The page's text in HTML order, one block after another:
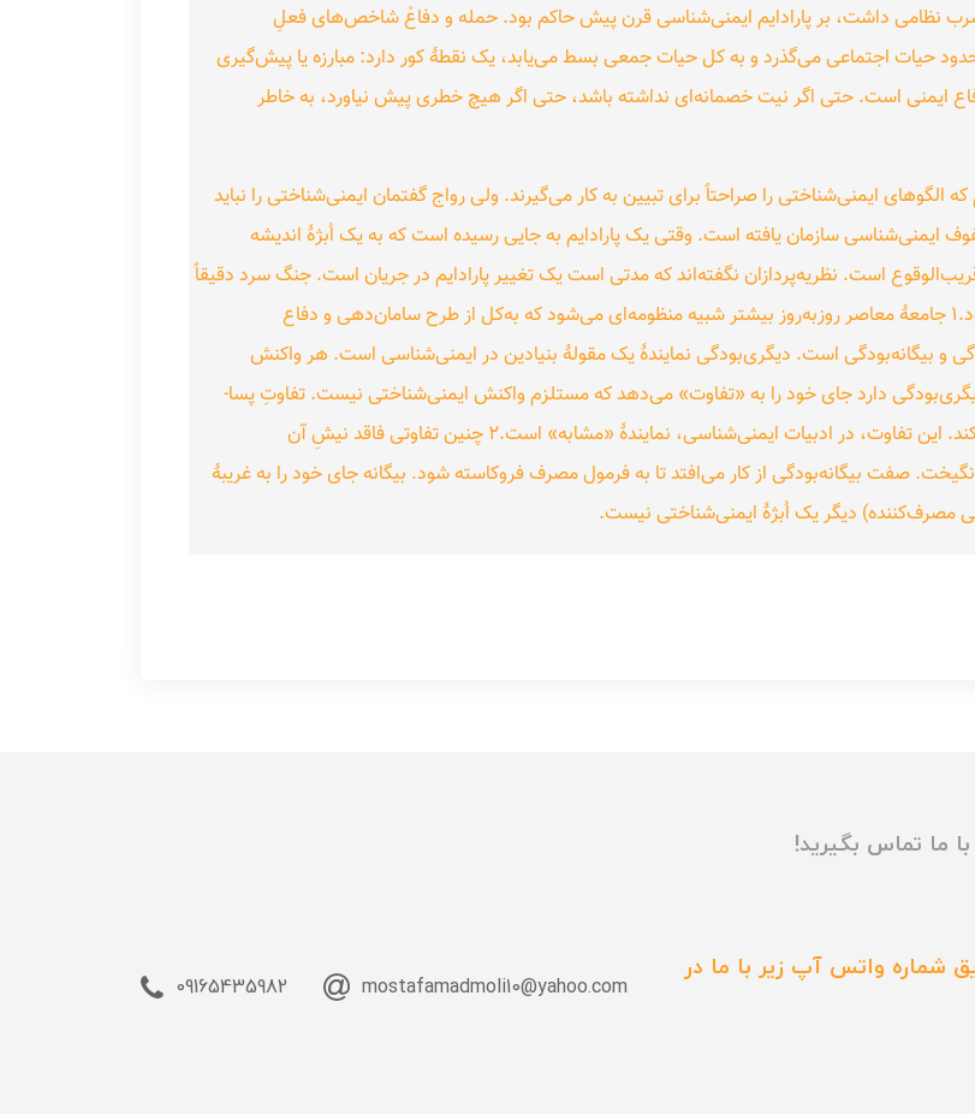
نظامی داشت، بر پارادایم ایمنی‌شناسی قرن پیش حاکم بود. حمله و دفاعْ شاخص‌های فعلِ
حیات اجتماعی می‌گذرد و به کل حیات جمعی بسط می‌یابد، یک نقطهٔ کور دارد: مبارزه یا پیش‌گیری
ایمنی است. حتی اگر نیت خصمانه‌ای نداشته باشد، حتی اگر هیچ خطری پیش نیاورد، به خاطر
الگوهای ایمنی‌شناختی را صراحتاً برای تبیین به کار می‌گیرند. ولی رواج گفتمان ایمنی‌شناختی را نباید
سازمان یافته است. وقتی یک پارادایم به جایی رسیده است که به یک اُبژهٔ اندیشه
است. نظریه‌پردازان نگفته‌اند که مدتی است یک تغییر پارادایم در جریان است. جنگ سرد دقیقاً
همان زمانی پایان یافت که این تغییر پارادایم در حال وقوع بود.۱ جامعهٔ معاصر روزبه‌روز بیشتر شبیه منظومه‌ای می‌شود که به‌کل از طرح سامان‌دهی و دفاع
و بیگانه‌بودگی است. دیگری‌بودگی نمایندهٔ یک مقولهٔ بنیادین در ایمنی‌شناسی است. هر واکنش
دارد جای خود را به «تفاوت» می‌دهد که مستلزم واکنش ایمنی‌شناختی نیست. تفاوتِ پسا-
ایمنی‌شناختی (یا درواقع پست‌مدرن) هیچ‌کس را بدحال نمی‌کند. این تفاوت، در ادبیات ایمنی‌شناسی، نمایندهٔ «مشابه» است.۲ چنین تفاوتی فاقد نیشِ آن
صفت بیگانه‌بودگی از کار می‌افتد تا به فرمول مصرف فروکاسته شود. بیگانه جای خود را به غریبهٔ
دیگر یک اُبژهٔ ایمنی‌شناختی نیست.
ما تماس بگیرید!
شماره واتس آپ زیر با ما در
mostafamadmoli10@yahoo.com
09165435982